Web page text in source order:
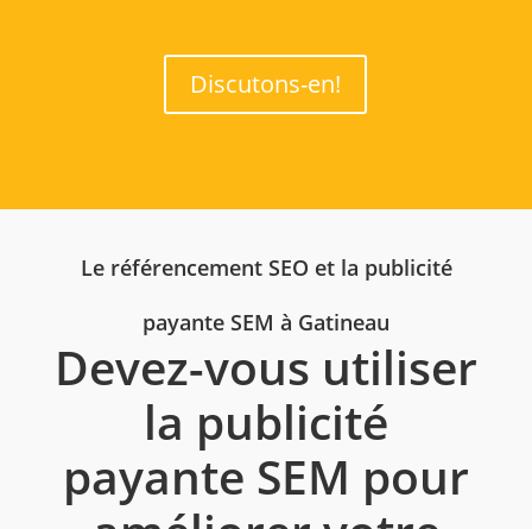
Discutons-en!
Le référencement SEO et la publicité
payante SEM à Gatineau
Devez-vous utiliser
la publicité
payante SEM pour